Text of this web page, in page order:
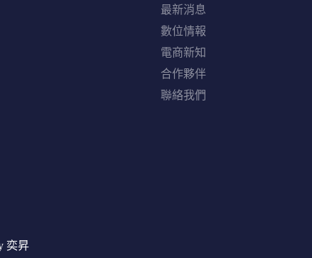
最新消息
數位情報
電商新知
合作夥伴
聯絡我們
奕昇